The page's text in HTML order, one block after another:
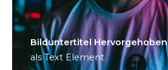
Bild­unter­titel Hervorgehoben
als Text Element